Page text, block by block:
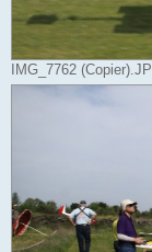
IMG_7762